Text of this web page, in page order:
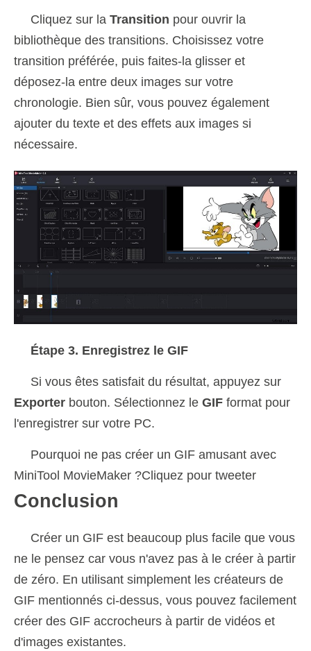
Cliquez sur la Transition pour ouvrir la
bibliothèque des transitions. Choisissez votre
transition préférée, puis faites-la glisser et
déposez-la entre deux images sur votre
chronologie. Bien sûr, vous pouvez également
ajouter du texte et des effets aux images si
nécessaire.
Étape 3. Enregistrez le GIF
Si vous êtes satisfait du résultat, appuyez sur
Exporter bouton. Sélectionnez le GIF format pour
l'enregistrer sur votre PC.
Pourquoi ne pas créer un GIF amusant avec
MiniTool MovieMaker ?Cliquez pour tweeter
Conclusion
Créer un GIF est beaucoup plus facile que vous
ne le pensez car vous n'avez pas à le créer à partir
de zéro. En utilisant simplement les créateurs de
GIF mentionnés ci-dessus, vous pouvez facilement
créer des GIF accrocheurs à partir de vidéos et
d'images existantes.